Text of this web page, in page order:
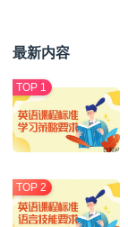
最新内容